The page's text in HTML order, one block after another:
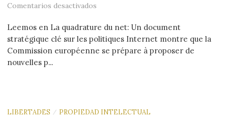
Comentarios desactivados
Leemos en La quadrature du net: Un document
stratégique clé sur les politiques Internet montre que la
Commission européenne se prépare à proposer de
nouvelles p...
LIBERTADES / PROPIEDAD INTELECTUAL